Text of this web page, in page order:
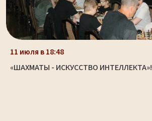
11 июля в 18:48
«ШАХМАТЫ - ИСКУССТВО ИНТЕЛЛЕКТА»!